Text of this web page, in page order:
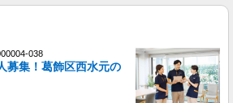
ースメイト鷺ノ宮/1380000223-016
038
募集！葛飾区西水元の